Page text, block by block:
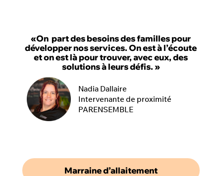
«On part des besoins des familles pour
développer nos services. On est à l’écoute
et on est là pour trouver, avec eux, des
solutions à leurs défis. »
Nadia Dallaire
Intervenante de proximité
PARENSEMBLE
Marraine d’allaitement